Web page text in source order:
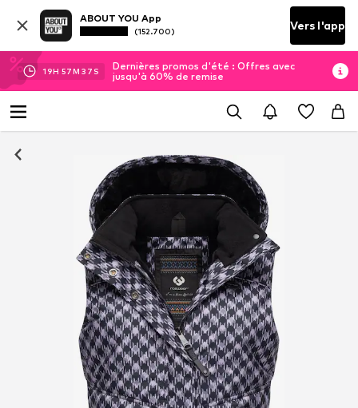
ABOUT YOU App
(152.700) Vers l'app
19H 57M 36 S
Dernières promos d'été : Offres avec
jusqu'à 60% de remise